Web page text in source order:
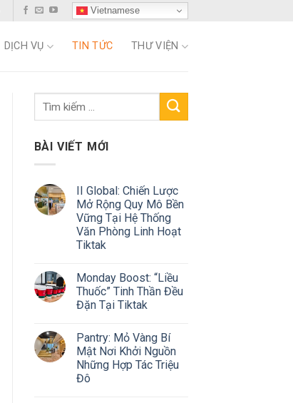
Vietnamese
DỊCH VỤ TIN TỨC THƯ VIỆN
BÀI VIẾT MỚI
II Global: Chiến Lược
Mở Rộng Quy Mô Bền
Vững Tại Hệ Thống
Văn Phòng Linh Hoạt
Tiktak
Monday Boost: “Liều
Thuốc” Tinh Thần Đều
Đặn Tại Tiktak
Pantry: Mỏ Vàng Bí
Mật Nơi Khởi Nguồn
Những Hợp Tác Triệu
Đô